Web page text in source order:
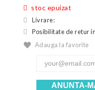
stoc epuizat
Livrare:
Posibilitate de retur
Adauga la favorite
ANUNTA-